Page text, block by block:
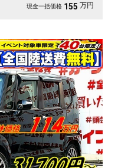
現金一括価格 155 万円